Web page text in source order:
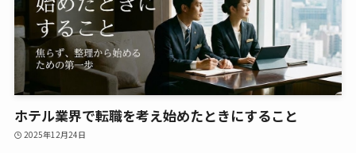
ホテル業界で転職を考え始めたときにすること
2025年12月24日